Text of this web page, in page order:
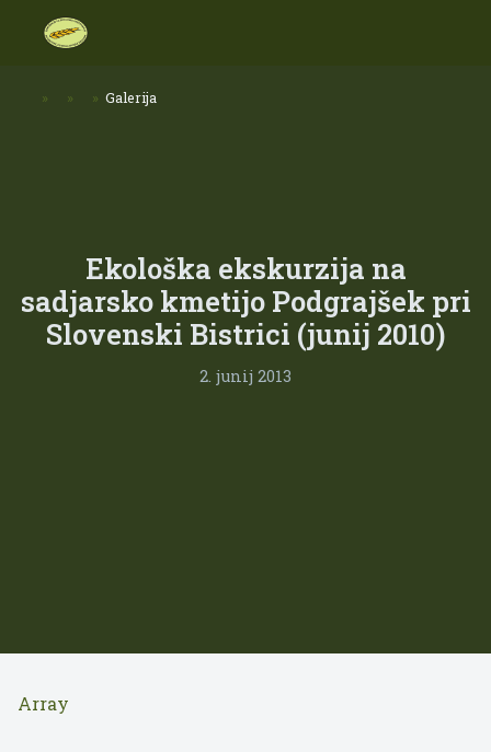
» » » Galerija
Ekološka ekskurzija na
sadjarsko kmetijo Podgrajšek pri
Slovenski Bistrici (junij 2010)
2. junij 2013
Array